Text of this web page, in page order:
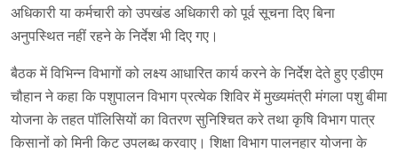
अधिकारी या कर्मचारी को उपखंड अधिकारी को पूर्व सूचना दिए बिना
अनुपस्थित नहीं रहने के निर्देश भी दिए गए।
बैठक में विभिन्न विभागों को लक्ष्य आधारित कार्य करने के निर्देश देते हुए एडीएम
चौहान ने कहा कि पशुपालन विभाग प्रत्येक शिविर में मुख्यमंत्री मंगला पशु बीमा
योजना के तहत पॉलिसियों का वितरण सुनिश्चित करे तथा कृषि विभाग पात्र
किसानों को मिनी किट उपलब्ध करवाए। शिक्षा विभाग पालनहार योजना के